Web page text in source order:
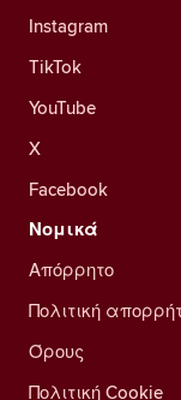
Instagram
TikTok
YouTube
X
Facebook
Νομικά
Απόρρητο
Πολιτική
Όρους
Πολιτική Cookie